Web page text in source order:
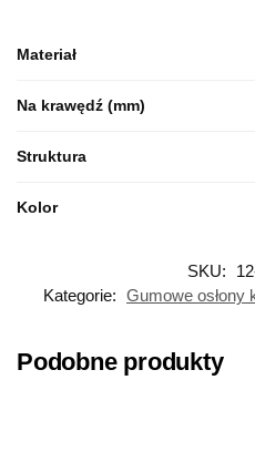
Materiał
Na krawędź (mm)
Struktura
Kolor
SKU:
Kategorie: Gumowe osłony
Podobne produkty